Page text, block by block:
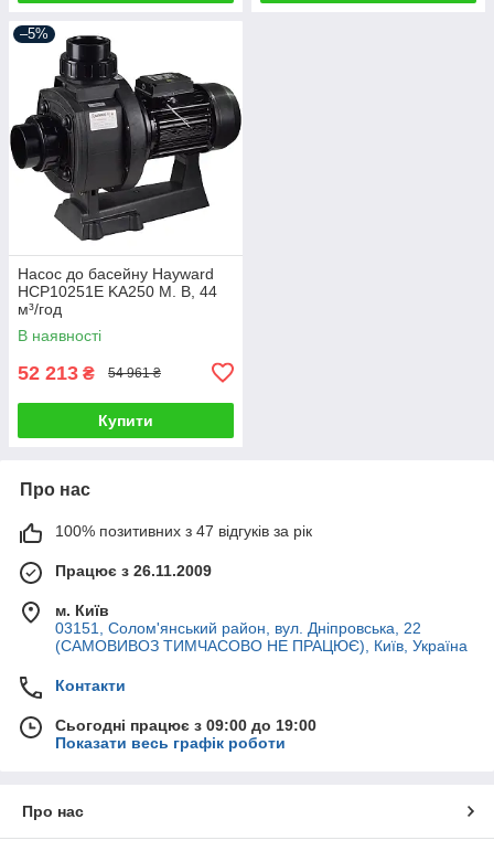
–5%
Насос до басейну Hayward
HCP10251E KA250 M. B, 44
м³/год
В наявності
52 213 ₴ 54 961 ₴
Купити
Про нас
100% позитивних з 47 відгуків за рік
Працює з 26.11.2009
м. Київ
03151, Солом'янський район, вул. Дніпровська, 22
(САМОВИВОЗ ТИМЧАСОВО НЕ ПРАЦЮЄ), Київ, Україна
Контакти
Сьогодні працює з 09:00 до 19:00
Показати весь графік роботи
Про нас